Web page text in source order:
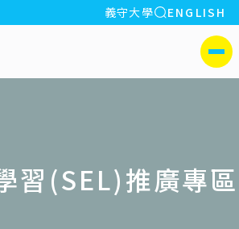
:::
義守大學 全站搜索
ENGLISH
側選單
習(SEL)推廣專區